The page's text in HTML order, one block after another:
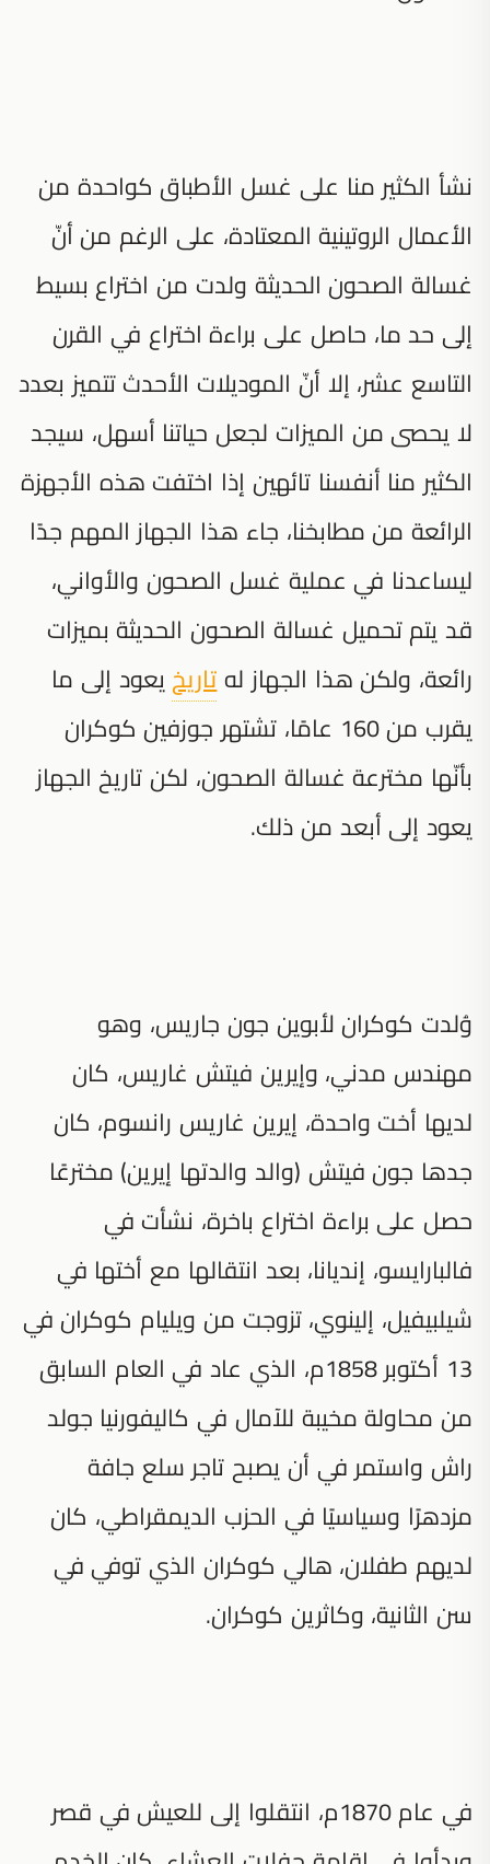
نشأ الكثير منا على غسل الأطباق كواحدة من
الأعمال الروتينية المعتادة، على الرغم من أنّ
غسالة الصحون الحديثة ولدت من اختراع بسيط
إلى حد ما، حاصل على براءة اختراع في القرن
التاسع عشر، إلا أنّ الموديلات الأحدث تتميز بعدد
لا يحصى من الميزات لجعل حياتنا أسهل، سيجد
الكثير منا أنفسنا تائهين إذا اختفت هذه الأجهزة
الرائعة من مطابخنا، جاء هذا الجهاز المهم جدًا
ليساعدنا في عملية غسل الصحون والأواني،
قد يتم تحميل غسالة الصحون الحديثة بميزات
رائعة، ولكن هذا الجهاز لهتاريخيعود إلى ما
يقرب من 160 عامًا، تشتهر جوزفين كوكران
بأنّها مخترعة غسالة الصحون، لكن تاريخ الجهاز
يعود إلى أبعد من ذلك.
وُلدت كوكران لأبوين جون جاريس، وهو
مهندس مدني، وإيرين فيتش غاريس، كان
لديها أخت واحدة، إيرين غاريس رانسوم، كان
جدها جون فيتش (والد والدتها إيرين) مخترعًا
حصل على براءة اختراع باخرة، نشأت في
فالبارايسو، إنديانا، بعد انتقالها مع أختها في
شيلبيفيل، إلينوي، تزوجت من ويليام كوكران في
13 أكتوبر 1858م، الذي عاد في العام السابق
من محاولة مخيبة للآمال في كاليفورنيا جولد
راش واستمر في أن يصبح تاجر سلع جافة
مزدهرًا وسياسيًا في الحزب الديمقراطي، كان
لديهم طفلان، هالي كوكران الذي توفي في
سن الثانية، وكاثرين كوكران.
في عام 1870م، انتقلوا إلى للعيش في قصر